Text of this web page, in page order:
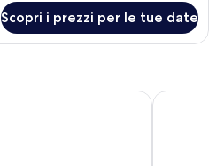
Scopri i prezzi per le tue date